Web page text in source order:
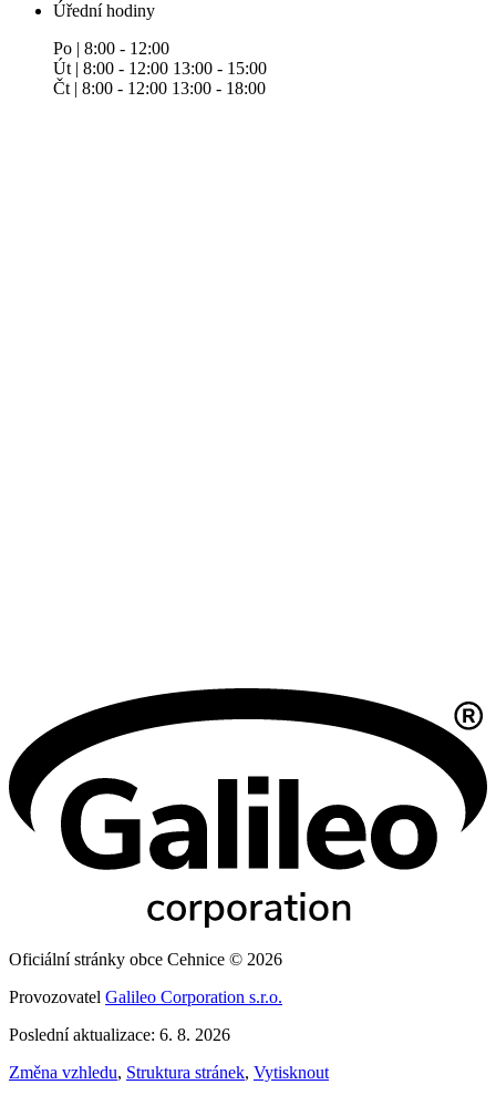
Úřední hodiny
Po | 8:00 - 12:00
Út | 8:00 - 12:00 13:00 - 15:00
Čt | 8:00 - 12:00 13:00 - 18:00
Oficiální stránky obce Cehnice © 2026
Provozovatel Galileo Corporation s.r.o.
Poslední aktualizace: 6. 8. 2026
Změna vzhledu, Struktura stránek, Vytisknout